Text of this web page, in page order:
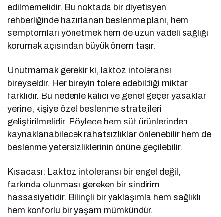
edilmemelidir. Bu noktada bir diyetisyen
rehberliğinde hazırlanan beslenme planı, hem
semptomları yönetmek hem de uzun vadeli sağlığı
korumak açısından büyük önem taşır.
Unutmamak gerekir ki, laktoz intoleransı
bireyseldir. Her bireyin tolere edebildiği miktar
farklıdır. Bu nedenle kalıcı ve genel geçer yasaklar
yerine, kişiye özel beslenme stratejileri
geliştirilmelidir. Böylece hem süt ürünlerinden
kaynaklanabilecek rahatsızlıklar önlenebilir hem de
beslenme yetersizliklerinin önüne geçilebilir.
Kısacası: Laktoz intoleransı bir engel değil,
farkında olunması gereken bir sindirim
hassasiyetidir. Bilinçli bir yaklaşımla hem sağlıklı
hem konforlu bir yaşam mümkündür.